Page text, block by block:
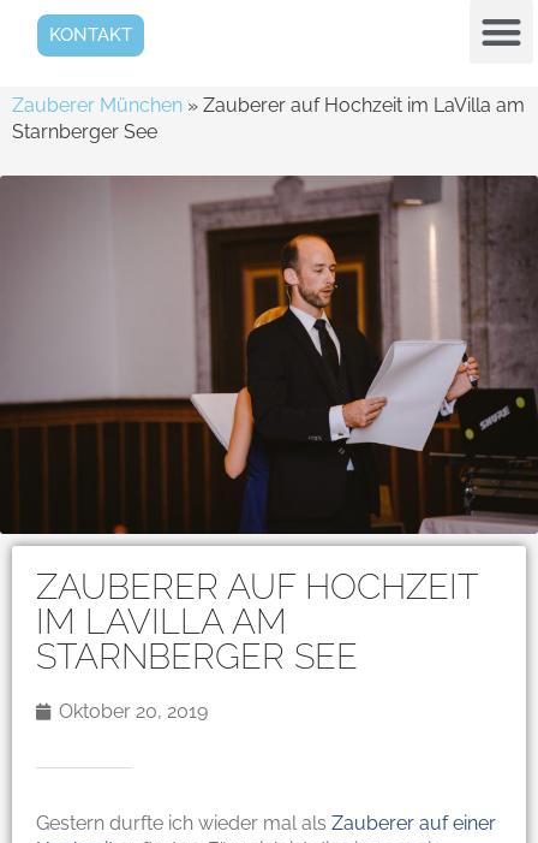
KONTAKT
Zauberer München » Zauberer auf Hochzeit im LaVilla am
Starnberger See
ZAUBERER AUF HOCHZEIT
IM LAVILLA AM
STARNBERGER SEE
Oktober 20, 2019
Gestern durfte ich wieder mal als Zauberer auf einer